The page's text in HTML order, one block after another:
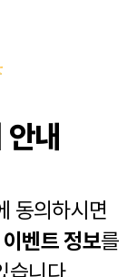
내
동의하시면
이벤트 정보를